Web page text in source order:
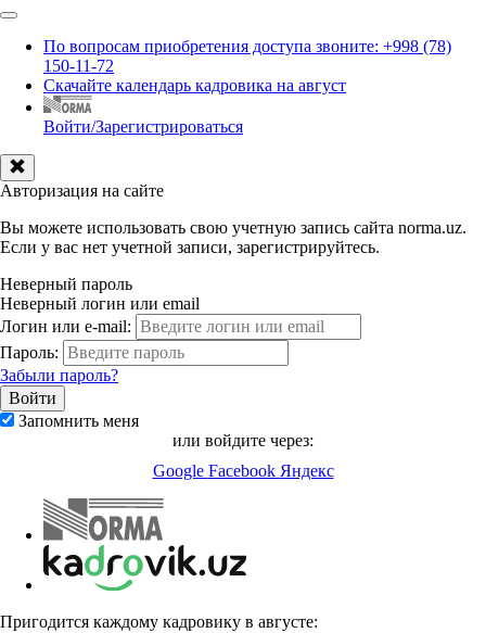
По вопросам приобретения доступа звоните: +998 (78)
150-11-72
Скачайте календарь кадровика на август
Войти/Зарегистрироваться
Авторизация на сайте
Вы можете использовать свою учетную запись сайта norma.uz.
Если у вас нет учетной записи, зарегистрируйтесь.
Неверный пароль
Неверный логин или email
Логин или e-mail:
Пароль:
Забыли пароль?
Запомнить меня
или войдите через:
Google Facebook Яндекс
Пригодится каждому кадровику в августе: